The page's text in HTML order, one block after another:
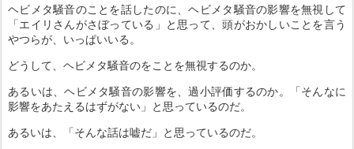
ヘビメタ騒音のことを話したのに、ヘビメタ騒音の影響を無視して
「エイリさんがさぼっている」と思って、頭がおかしいことを言う
やつらが、いっぱいいる。
どうして、ヘビメタ騒音のをことを無視するのか。
あるいは、ヘビメタ騒音の影響を、過小評価するのか。「そんなに
影響をあたえるはずがない」と思っているのだ。
あるいは、「そんな話は嘘だ」と思っているのだ。